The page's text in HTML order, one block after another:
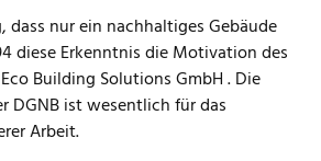
dass nur ein nachhaltiges Gebäude
diese Erkenntnis die Motivation des
Building Solutions GmbH . Die
DGNB ist wesentlich für das
Arbeit.